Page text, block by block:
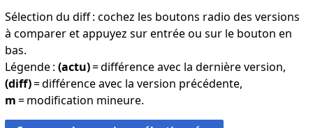
Sélection du diff : cochez les boutons radio des versions
à comparer et appuyez sur entrée ou sur le bouton en
bas.
Légende : (actu)= différence avec la dernière version,
(diff)= différence avec la version précédente,
m= modification mineure.